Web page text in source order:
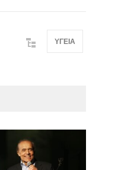
ΥΓΕΙΑ